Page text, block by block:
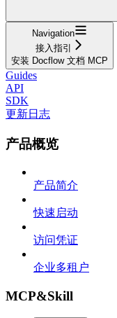
Navigation
接入指引
安装 Docflow 文档 MCP
Guides
API
SDK
更新日志
产品概览
产品简介
快速启动
访问凭证
企业多租户
MCP&Skill